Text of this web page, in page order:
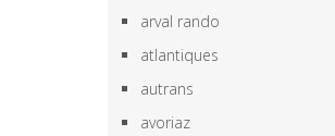
arval rando
atlantiques
autrans
avoriaz